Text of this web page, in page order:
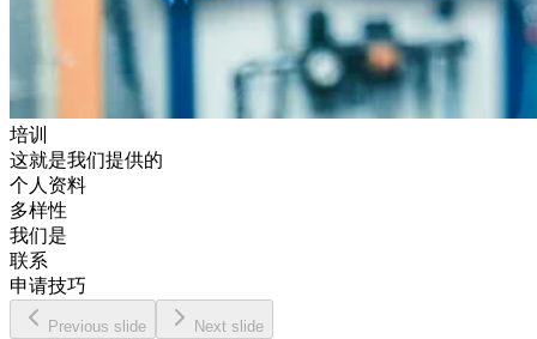
培训
这就是我们提供的
个人资料
多样性
我们是
联系
申请技巧
Previous slide Next slide